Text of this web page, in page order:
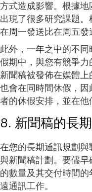
方式造成影響。根據
出現了很多研究課題。
在周一發送比在周五發
此外，一年之中的不
假期中，與您有競爭
新聞稿被發佈在媒體
也會在同時間休假，
者的休假安排，並在他
8. 新聞稿的長
在您的長期通訊規劃
與新聞稿計劃。要儘
的數量及其交付時間
遠通訊工作。